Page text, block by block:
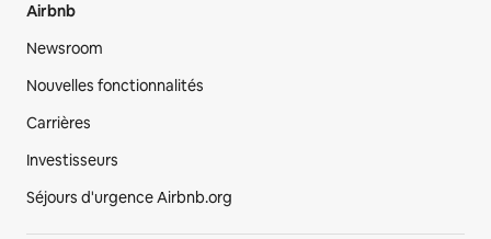
Airbnb
Newsroom
Nouvelles fonctionnalités
Carrières
Investisseurs
Séjours d'urgence Airbnb.org